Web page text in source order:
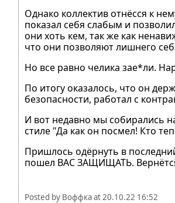
Однако коллектив отнёсся к
показал себя слабым и
они хоть кем, так же как
что они позволяют лишнего
Но все равно челика зае*ли.
По итогу оказалось, что он
безопасности, работал с
И вот недавно мы собирались
стиле "Да как он посмел! Кто
Пришлось одёрнуть в
пошел ВАС ЗАЩИЩАТЬ. Вернётся
Posted by Воффкаat20.10.22 16:52